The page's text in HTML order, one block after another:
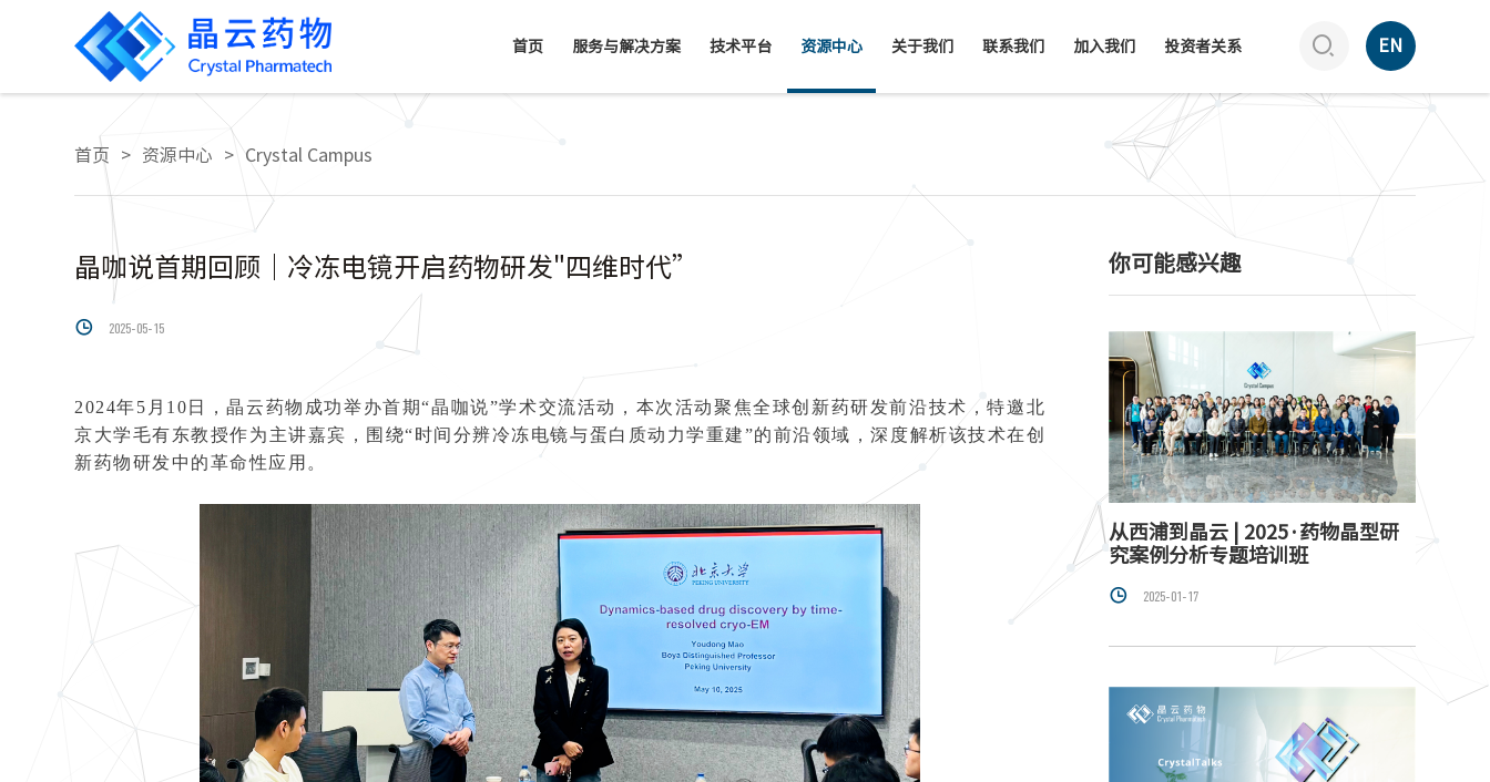
首页 服务与解决方案 技术平台 资源中心 关于我们 联系我们 加入我们 投资者关系  EN
首页 > 资源中心 > Crystal Campus
晶咖说首期回顾｜冷冻电镜开启药物研发"四维时代”
 2025-05-15
2024年5月10日，晶云药物成功举办首期“晶咖说”学术交流活动，本次活动聚焦全球创新药研发前沿技术，特邀北
京大学毛有东教授作为主讲嘉宾，围绕“时间分辨冷冻电镜与蛋白质动力学重建”的前沿领域，深度解析该技术在创
新药物研发中的革命性应用。
你可能感兴趣
从西浦到晶云 | 2025·药物晶型研
究案例分析专题培训班
 2025-01-17